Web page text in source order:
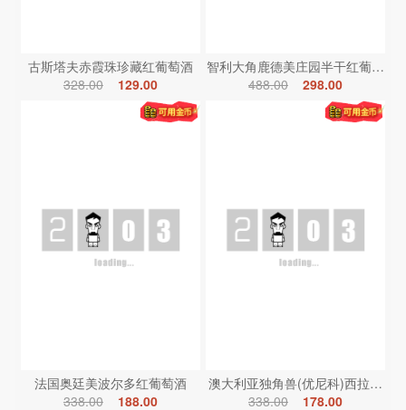
古斯塔夫赤霞珠珍藏红葡萄酒
328.00
129.00
智利大角鹿德美庄园半干红葡萄酒
488.00
298.00
法国奥廷美波尔多红葡萄酒
338.00
188.00
澳大利亚独角兽(优尼科)西拉红葡
338.00
178.00